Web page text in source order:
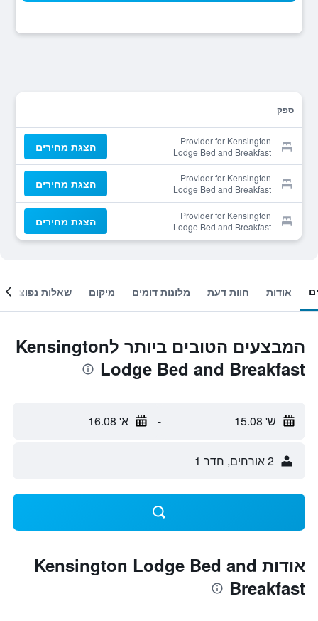
ספק
Provider for Kensington
Lodge Bed and Breakfast
הצגת מחירים
Provider for Kensington
Lodge Bed and Breakfast
הצגת מחירים
Provider for Kensington
Lodge Bed and Breakfast
הצגת מחירים
אודות חוות דעת מלונות דומים מיקום שאלות נפוצות
המבצעים הטובים ביותר לKensington
Lodge Bed and Breakfast
ש' 15.08 - א' 16.08
2 אורחים, חדר 1
אודות Kensington Lodge Bed and
Breakfast